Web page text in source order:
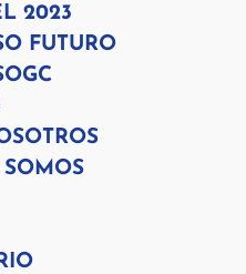
2023
FUTURO